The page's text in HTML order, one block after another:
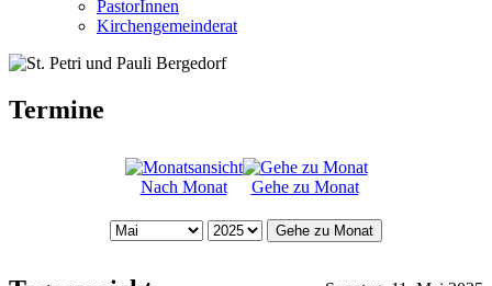
PastorInnen
Kirchengemeinderat
Termine
Nach Monat Gehe zu Monat
Gehe zu Monat